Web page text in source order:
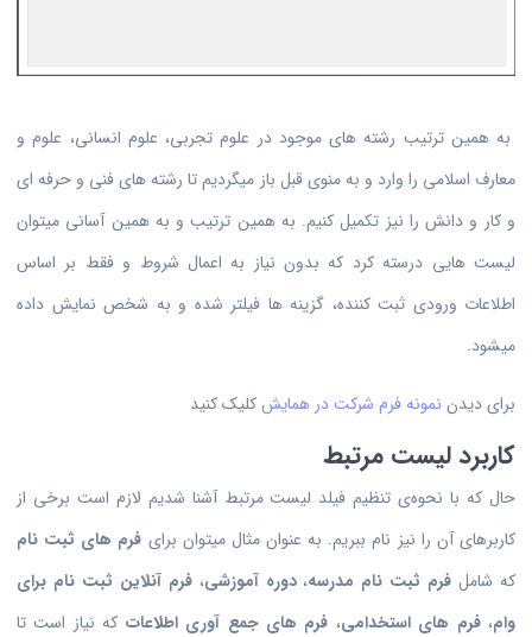
به همین ترتیب رشته های موجود در علوم تجربی، علوم انسانی، علوم و
معارف اسلامی را وارد و به منوی قبل باز میگردیم تا رشته های فنی و حرفه ای
و کار و دانش را نیز تکمیل کنیم. به همین ترتیب و به همین آسانی میتوان
لیست هایی درسته کرد که بدون نیاز به اعمال شروط و فقط بر اساس
اطلاعات ورودی ثبت کننده، گزینه ها فیلتر شده و به شخص نمایش داده
میشود.
برای دیدن نمونه فرم شرکت در همایشکلیک کنید
کاربرد لیست مرتبط
حال که با نحوه‌ی تنظیم فیلد لیست مرتبط آشنا شدیم لازم است برخی از
کاربرهای آن را نیز نام ببریم. به عنوان مثال میتوان برای فرم های ثبت نام
که شامل فرم ثبت نام مدرسه،دوره آموزشی،فرم آنلاین ثبت نام برای
وام،فرم های استخدامی، فرم های جمع آوری اطلاعات که نیاز است تا